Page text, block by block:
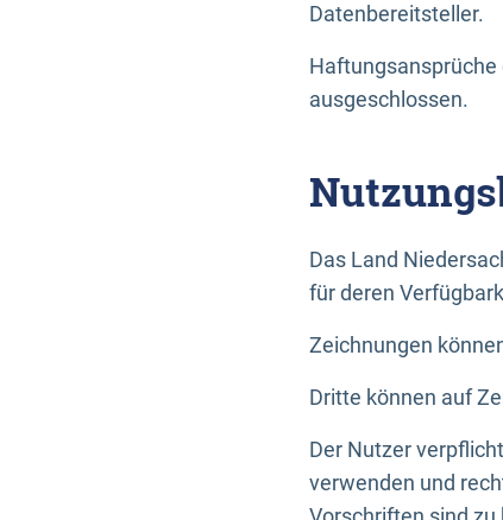
Datenbereitsteller.
Haftungsansprüche
ausgeschlossen.
Das Land
für deren
Zeichnungen
Dritte können auf
Der Nutzer
verwenden und